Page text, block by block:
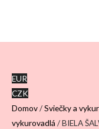
EUR
CZK
Domov/Sviečky a
vykurovadlá / BIELA